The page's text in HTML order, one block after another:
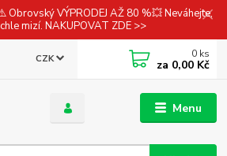
Obrovský VÝPRODEJ AŽ 80 %💥 Neváhejte,
mizí. NAKUPOVAT ZDE >>
Menu
CZK 0 ks
za 0,00 Kč